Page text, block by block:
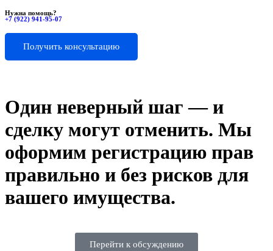
Нужна помощь?
+7 (922) 941-95-07
Получить консультацию
Один неверный шаг — и
сделку могут отменить. Мы
оформим регистрацию прав
правильно и без рисков для
вашего имущества.
Перейти к обсуждению